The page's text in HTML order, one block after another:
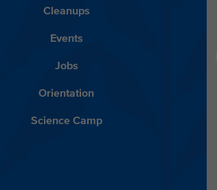
Cleanups
Events
Jobs
Orientation
Science Camp